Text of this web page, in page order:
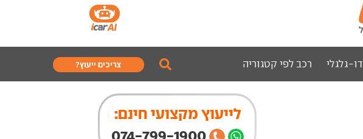
דו-גלגלי רכב לפי קטגוריה צריכים ייעוץ?
לייעוץ מקצועי חינם: